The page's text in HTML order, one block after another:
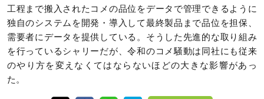
工程まで搬入されたコメの品位をデータで管理できるように
独自のシステムを開発・導入して最終製品まで品位を担保、
需要者にデータを提供している。そうした先進的な取り組み
を行っているシャリーだが、令和のコメ騒動は同社にも従来
のやり方を変えなくてはならないほどの大きな影響があっ
た。